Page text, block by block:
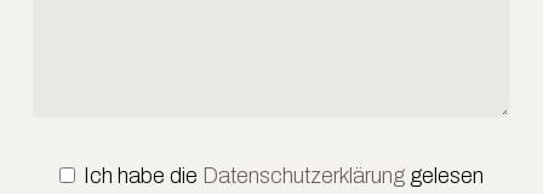
Ich habe die Datenschutzerklärung gelesen